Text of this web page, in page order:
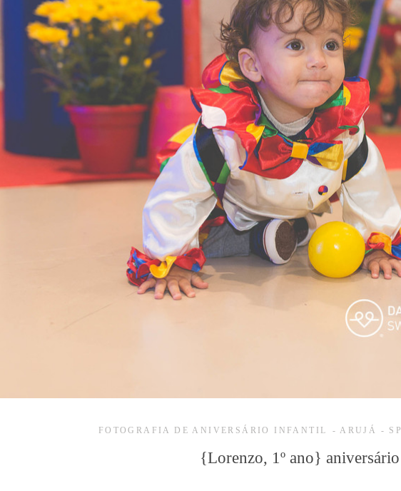
FOTOGRAFIA DE ANIVERSÁRIO INFANTIL ARUJÁ - SP
{Lorenzo, 1º ano} aniversário